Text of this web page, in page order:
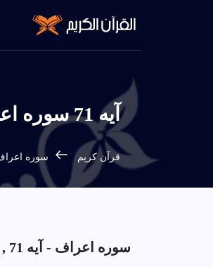
آیه 71 سوره اعراف | گفت: عذاب و خشم پروردگارتان حتماً بر شما نازل خواهد شد. آيا
قرآن كريم سوره
سوره اعراف - آیه 71 , مترجم فارسی عربی انگلیسی.